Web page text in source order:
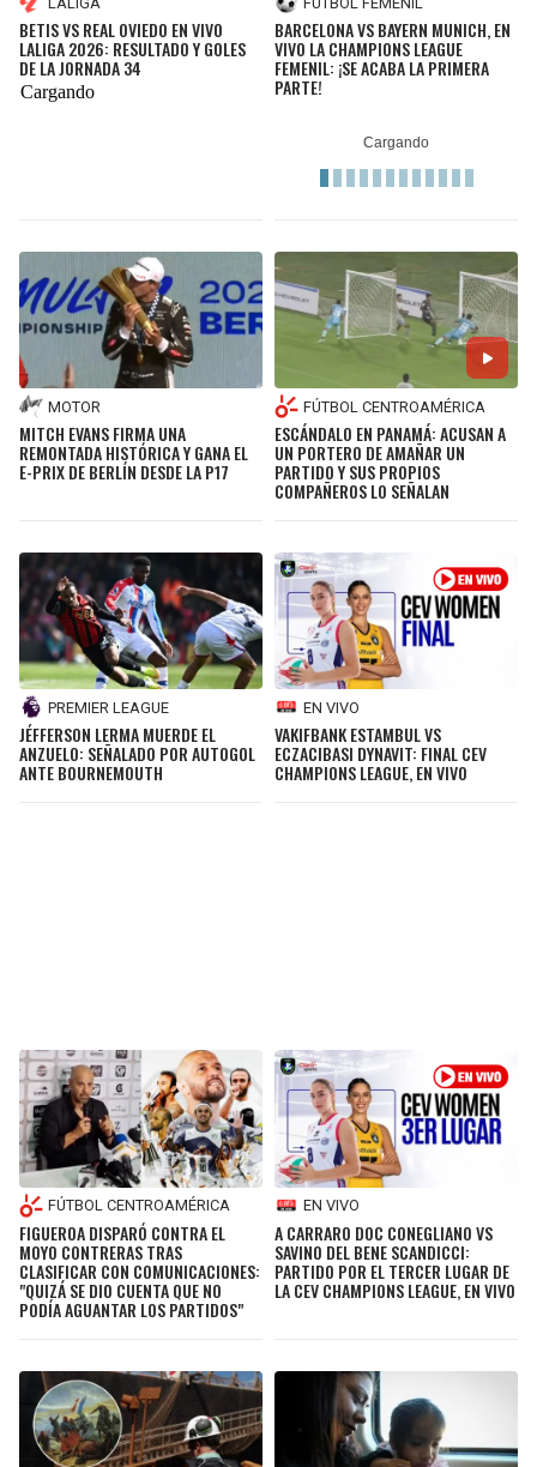
BETIS VS REAL OVIEDO EN VIVO
LALIGA 2026: RESULTADO Y GOLES
DE LA JORNADA 34
BARCELONA VS BAYERN MUNICH, EN
VIVO LA CHAMPIONS LEAGUE
FEMENIL: ¡SE ACABA LA PRIMERA
PARTE!
MOTOR
MITCH EVANS FIRMA UNA
REMONTADA HISTÓRICA Y GANA EL
E-PRIX DE BERLÍN DESDE LA P17
FÚTBOL CENTROAMÉRICA
ESCÁNDALO EN PANAMÁ: ACUSAN A
UN PORTERO DE AMAÑAR UN
PARTIDO Y SUS PROPIOS
COMPAÑEROS LO SEÑALAN
PREMIER LEAGUE
JÉFFERSON LERMA MUERDE EL
ANZUELO: SEÑALADO POR AUTOGOL
ANTE BOURNEMOUTH
EN VIVO
VAKIFBANK ESTAMBUL VS
ECZACIBASI DYNAVIT: FINAL CEV
CHAMPIONS LEAGUE, EN VIVO
FÚTBOL CENTROAMÉRICA
FIGUEROA DISPARÓ CONTRA EL
MOYO CONTRERAS TRAS
CLASIFICAR CON COMUNICACIONES:
"QUIZÁ SE DIO CUENTA QUE NO
PODÍA AGUANTAR LOS PARTIDOS"
EN VIVO
A CARRARO DOC CONEGLIANO VS
SAVINO DEL BENE SCANDICCI:
PARTIDO POR EL TERCER LUGAR DE
LA CEV CHAMPIONS LEAGUE, EN VIVO